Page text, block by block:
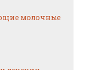
молочные